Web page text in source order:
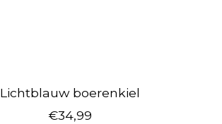
Lichtblauw boerenkiel
€34,99